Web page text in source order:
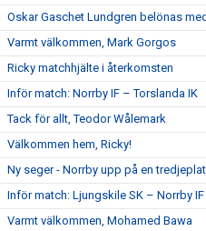
Oskar Gaschet Lundgren belönas
Varmt välkommen, Mark Gorgos
Ricky matchhjälte i återkomsten
Inför match: Norrby IF – Torslanda IK
Tack för allt, Teodor Wålemark
Välkommen hem, Ricky!
Ny seger - Norrby upp på en
Inför match: Ljungskile SK – Norrby IF
Varmt välkommen, Mohamed Bawa